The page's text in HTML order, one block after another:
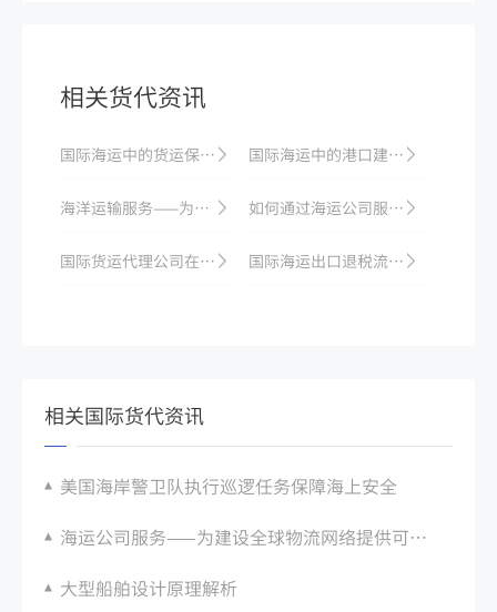
相关货代资讯
国际海运中的货运保险与理赔 国际海运中的港口建设与管理
海洋运输服务——为您的业务提供更多的扩张机会 如何通过海运公司服务实现全球物流运输优化？
国际货运代理公司在报关时需要提交哪些单据 国际海运出口退税流程：与海运单据关联要求
相关国际货代资讯
美国海岸警卫队执行巡逻任务保障海上安全
海运公司服务——为建设全球物流网络提供可靠支持
大型船舶设计原理解析